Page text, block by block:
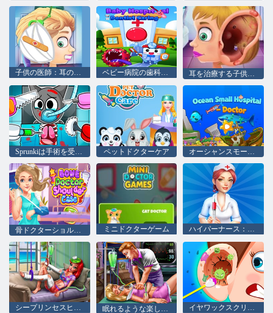
ベビー病院の歯科医の思いやり 耳を治療する子供の医師
Sprunkiは手術を受けます ペットドクターケア オーシャンスモール病院の医師
ミニドクターゲーム ハイパーナース：病院ゲーム
シープリンセスヒーリングジャーニー イヤワックスクリニック